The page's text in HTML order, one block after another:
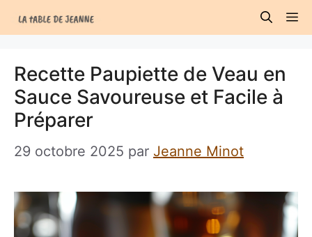
au
Recette Paupiette de Veau en
Sauce Savoureuse et Facile à
Préparer
29 octobre 2025 par Jeanne Minot